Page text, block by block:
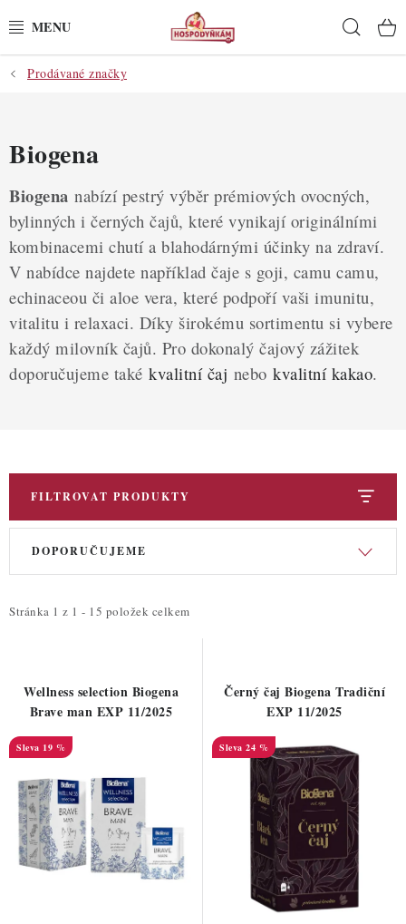
na
POTŘEBY
SUROVINY
DEKORACE
PRO OSLAVY
DO KUCHYNĚ
POCHUTINY
TÉMATICKÉ PRODUKTY
PROFI BALENÍ
Nepřevzetí zásilky na dobírku
Obchodní podmínky
Podmínky ochrany osobních údajů
Prodávané značky
Biogena
Biogena nabízí pestrý výběr prémiových ovocných,
bylinných i černých čajů, které vynikají originálními
kombinacemi chutí a blahodárnými účinky na zdraví.
V nabídce najdete například čaje s goji, camu camu,
echinaceou či aloe vera, které podpoří vaši imunitu,
vitalitu i relaxaci. Díky širokému sortimentu si vybere
každý milovník čajů. Pro dokonalý čajový zážitek
doporučujeme také kvalitní čaj nebo kvalitní kakao.
FILTROVAT PRODUKTY
V
i
d
u
k
ů
Stránka 1 z 1 - 15 položek celkem
Ř
e
o
d
u
k
ů
DOPORUČUJEME
Wellness selection Biogena
Brave man EXP 11/2025
19 %
Černý čaj Biogena Tradiční
EXP 11/2025
24 %